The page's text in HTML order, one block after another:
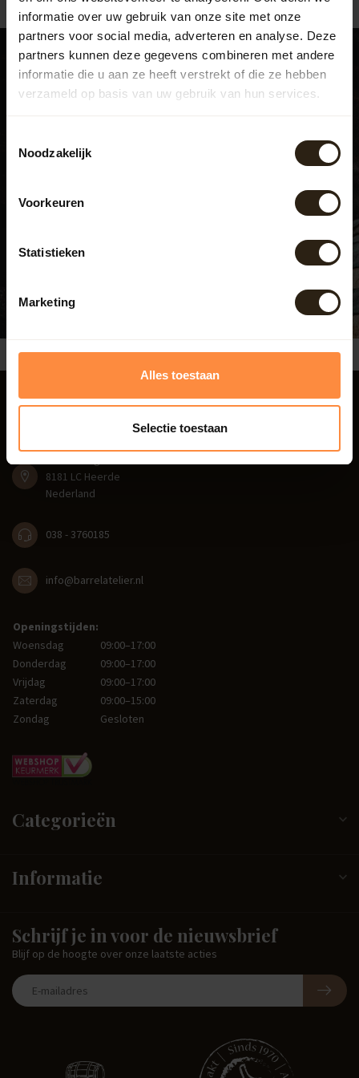
informatie over uw gebruik van onze site met onze
partners voor social media, adverteren en analyse. Deze
partners kunnen deze gegevens combineren met andere
informatie die u aan ze heeft verstrekt of die ze hebben
verzameld op basis van uw gebruik van hun services.
Noodzakelijk
Voorkeuren
Statistieken
Marketing
Alles toestaan
Selectie toestaan
Reused, recycled and upcycled barrels 4.6/5
8181 LC Heerde
Nederland
038 - 3760185
info@barrelatelier.nl
Openingstijden:
Woensdag
09:00–17:00
Donderdag
09:00–17:00
Vrijdag
09:00–17:00
Zaterdag
09:00–15:00
Zondag
Gesloten
Categorieën
Informatie
Schrijf je in voor de nieuwsbrief
Blijf op de hoogte over onze laatste acties